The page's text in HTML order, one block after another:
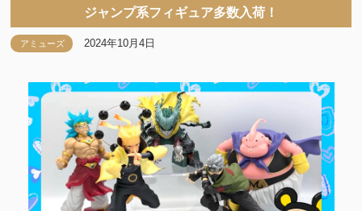
ジャンプ系フィギュア多数入荷！
アミューズ 2024年10月4日